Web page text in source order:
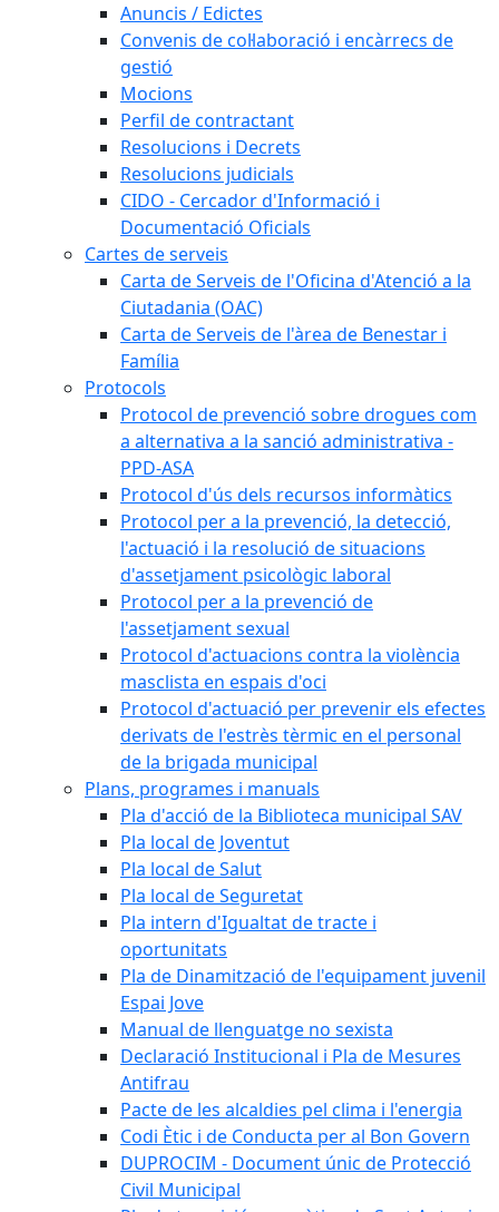
Anuncis / Edictes
Convenis de col·laboració i encàrrecs de
gestió
Mocions
Perfil de contractant
Resolucions i Decrets
Resolucions judicials
CIDO - Cercador d'Informació i
Documentació Oficials
Cartes de serveis
Carta de Serveis de l'Oficina d'Atenció a la
Ciutadania (OAC)
Carta de Serveis de l'àrea de Benestar i
Família
Protocols
Protocol de prevenció sobre drogues com
a alternativa a la sanció administrativa -
PPD-ASA
Protocol d'ús dels recursos informàtics
Protocol per a la prevenció, la detecció,
l'actuació i la resolució de situacions
d'assetjament psicològic laboral
Protocol per a la prevenció de
l'assetjament sexual
Protocol d'actuacions contra la violència
masclista en espais d'oci
Protocol d'actuació per prevenir els efectes
derivats de l'estrès tèrmic en el personal
de la brigada municipal
Plans, programes i manuals
Pla d'acció de la Biblioteca municipal SAV
Pla local de Joventut
Pla local de Salut
Pla local de Seguretat
Pla intern d'Igualtat de tracte i
oportunitats
Pla de Dinamització de l'equipament juvenil
Espai Jove
Manual de llenguatge no sexista
Declaració Institucional i Pla de Mesures
Antifrau
Pacte de les alcaldies pel clima i l'energia
Codi Ètic i de Conducta per al Bon Govern
DUPROCIM - Document únic de Protecció
Civil Municipal